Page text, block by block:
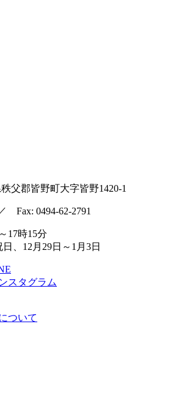
父郡皆野町大字皆野1420-1
Fax: 0494-62-2791
17時15分
、12月29日～1月3日
スタグラム
ついて